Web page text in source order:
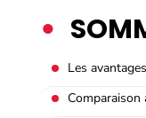
Les
Comparaison